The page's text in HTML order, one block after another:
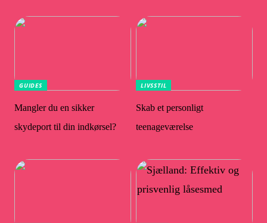
GUIDES
Mangler du en sikker
skydeport til din indkørsel?
LIVSSTIL
Skab et personligt
teenageværelse